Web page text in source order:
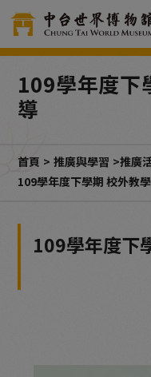
109學年度下
導
首頁 推廣與學習 推廣
109學年度下學期 校外教
109學年度下
Cookie管理面板